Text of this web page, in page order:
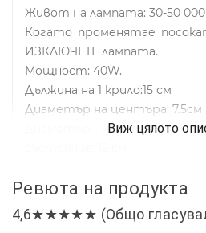
Живот на лампата: 30-50 000
Когато променятае
ИЗКЛЮЧЕТЕ лампата.
Мощност: 40W.
Дължина на 1 крило:15 см
Диаметър на центъра: 7.5см
Диаметър на тялото
Честота: 50-60 Hz
Работна температура: -20 /
Влажност: 20~80%
Ревюта на продукта
4,6★★★★★ (Общо